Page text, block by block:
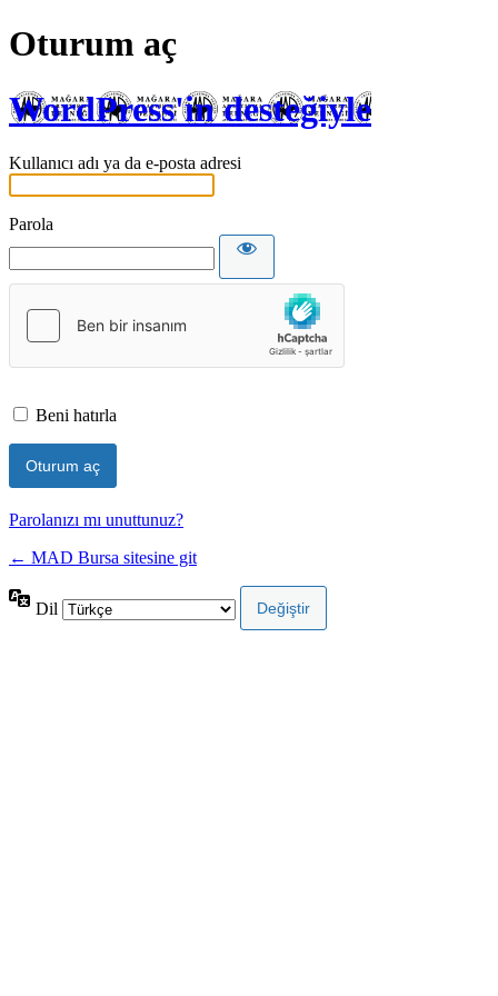
Oturum aç
WordPress'in desteğiyle
Kullanıcı adı ya da e-posta adresi
Parola
Beni hatırla
Parolanızı mı unuttunuz?
← MAD Bursa sitesine git
Dil